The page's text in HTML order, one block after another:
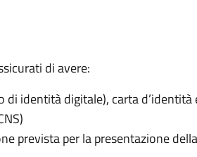
di avere:
di identità digitale), carta
prevista per la presentazione